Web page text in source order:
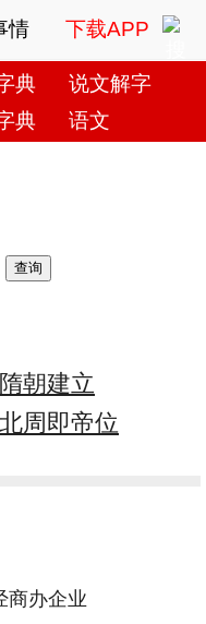
情 下载APP
典
说文解字
典 语文
朝建立
周即帝位
商办企业